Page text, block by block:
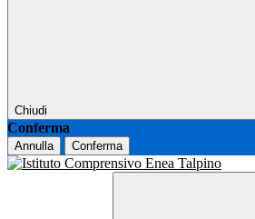
Chiudi
Conferma
Annulla Conferma